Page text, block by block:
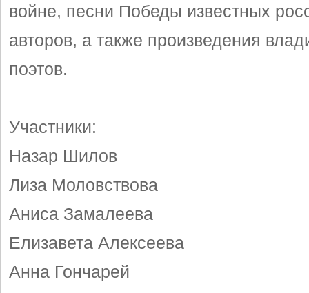
войне, песни Победы известных
авторов, а также произведения
поэтов.
Участники:
Назар Шилов
Лиза Моловствова
Аниса Замалеева
Елизавета Алексеева
Анна Гончарей